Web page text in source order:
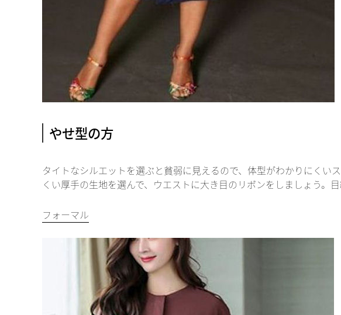
やせ型の方
タイトなシルエットを選ぶと貧弱に見えるので、体型がわかりにく
くい厚手の生地を選んで、ウエストに大き目のリボンをしましょう。
フォーマル